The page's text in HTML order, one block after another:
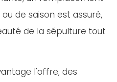
de saison est assuré,
de la sépulture tout
l'offre, des